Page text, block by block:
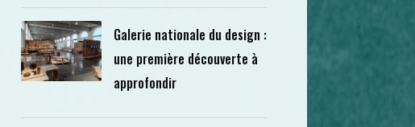
Galerie nationale du design :
une première découverte à
approfondir